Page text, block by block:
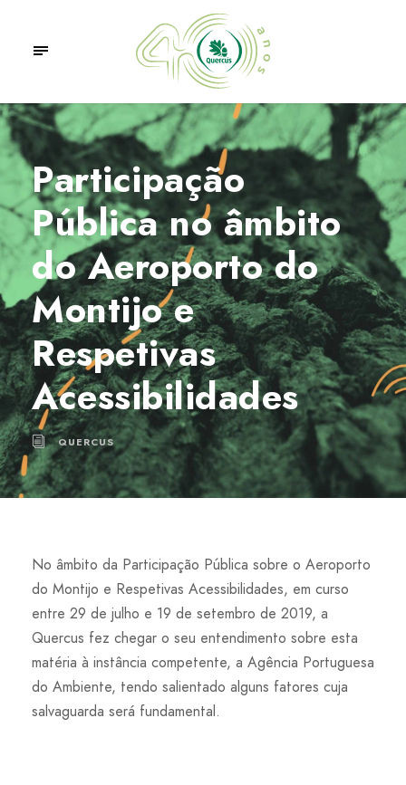
Participação
Pública no âmbito
do Aeroporto do
Montijo e
Respetivas
Acessibilidades
QUERCUS
No âmbito da Participação Pública sobre o Aeroporto
do Montijo e Respetivas Acessibilidades, em curso
entre 29 de julho e 19 de setembro de 2019, a
Quercus fez chegar o seu entendimento sobre esta
matéria à instância competente, a Agência Portuguesa
do Ambiente, tendo salientado alguns fatores cuja
salvaguarda será fundamental.